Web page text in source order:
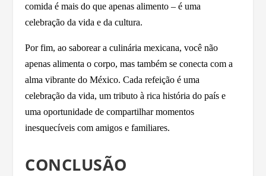
comida é mais do que apenas alimento – é uma
celebração da vida e da cultura.
Por fim, ao saborear a culinária mexicana, você não
apenas alimenta o corpo, mas também se conecta com a
alma vibrante do México. Cada refeição é uma
celebração da vida, um tributo à rica história do país e
uma oportunidade de compartilhar momentos
inesquecíveis com amigos e familiares.
CONCLUSÃO